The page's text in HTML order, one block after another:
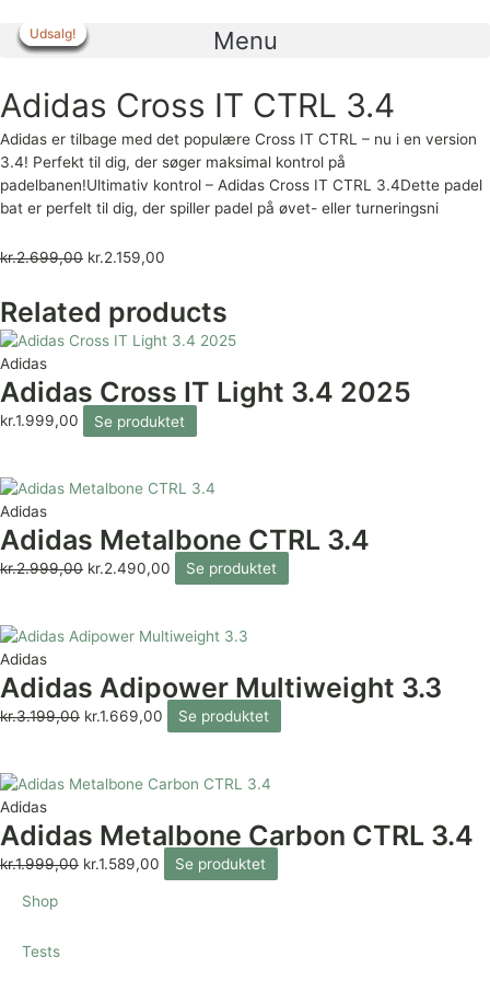
indholdet
Menu
Udsalg!
Adidas Cross IT CTRL 3.4
Adidas er tilbage med det populære Cross IT CTRL – nu i en version
3.4! Perfekt til dig, der søger maksimal kontrol på
padelbanen!Ultimativ kontrol – Adidas Cross IT CTRL 3.4Dette padel
bat er perfelt til dig, der spiller padel på øvet- eller turneringsni
kr.2.699,00 kr.2.159,00
Related products
Adidas
Adidas Cross IT Light 3.4 2025
kr.1.999,00 Se produktet
Udsalg!
Udsalg!
Adidas
Adidas Metalbone CTRL 3.4
kr.2.999,00 kr.2.490,00 Se produktet
Udsalg!
Udsalg!
Adidas
Adidas Adipower Multiweight 3.3
kr.3.199,00 kr.1.669,00 Se produktet
Udsalg!
Udsalg!
Adidas
Adidas Metalbone Carbon CTRL 3.4
kr.1.999,00 kr.1.589,00 Se produktet
Shop
Tests